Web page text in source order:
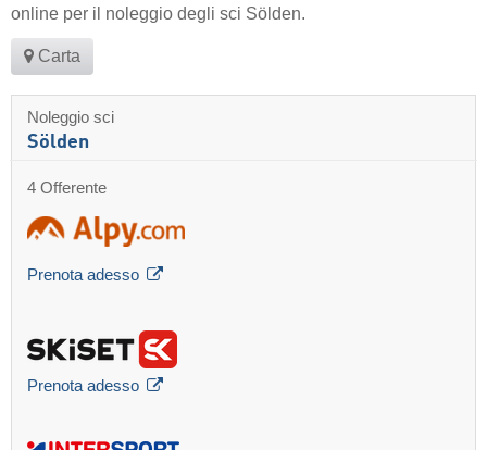
online per il noleggio degli sci Sölden.
Carta
Noleggio sci
Sölden
4 Offerente
Prenota adesso
Prenota adesso